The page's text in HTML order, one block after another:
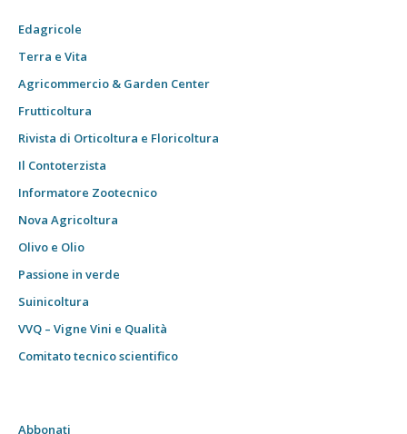
Edagricole
Terra e Vita
Agricommercio & Garden Center
Frutticoltura
Rivista di Orticoltura e Floricoltura
Il Contoterzista
Informatore Zootecnico
Nova Agricoltura
Olivo e Olio
Passione in verde
Suinicoltura
VVQ – Vigne Vini e Qualità
Comitato tecnico scientifico
Abbonati